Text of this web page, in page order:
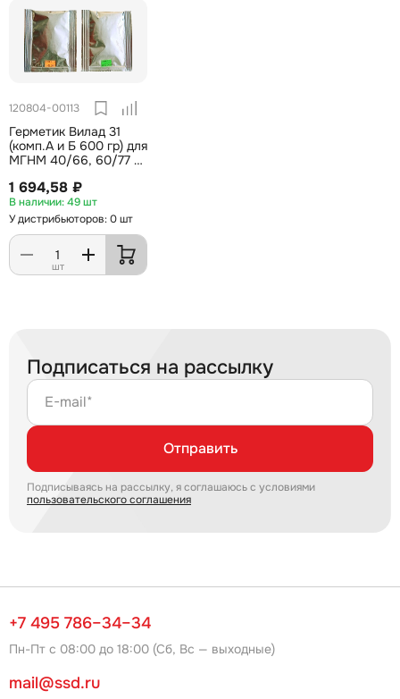
120804-00113
Герметик Вилад 31
(комп.А и Б 600 гр) для
МГНМ 40/66, 60/77 с
1 694,58 ₽
49 шт
У дистрибьюторов: 0 шт
шт
Подписаться на рассылку
E-mail*
Отправить
Подписываясь на рассылку, я соглашаюсь с условиями
пользовательского соглашения
+7 495 786–34–34
Пн-Пт с 08:00 до 18:00 (Сб, Вс — выходные)
mail@ssd.ru